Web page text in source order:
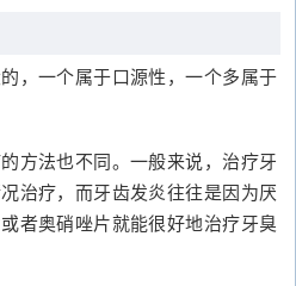
，一个属于口源性，一个多属于
方法也不同。一般来说，治疗牙
治疗，而牙齿发炎往往是因为厌
者奥硝唑片就能很好地治疗牙臭